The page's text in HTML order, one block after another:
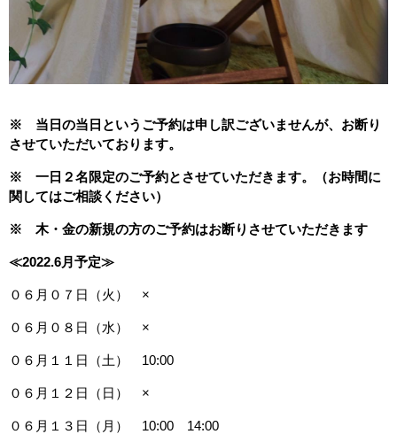
※ 当日の当日というご予約は申し訳ございませんが、お断り
させていただいております。
※ 一日２名限定のご予約とさせていただきます。（お時間に
関してはご相談ください）
※ 木・金の新規の方のご予約はお断りさせていただきます
≪2022.6月予定≫
０６月０７日（火） ×
０６月０８日（水） ×
０６月１１日（土） 10:00
０６月１２日（日） ×
０６月１３日（月） 10:00 14:00